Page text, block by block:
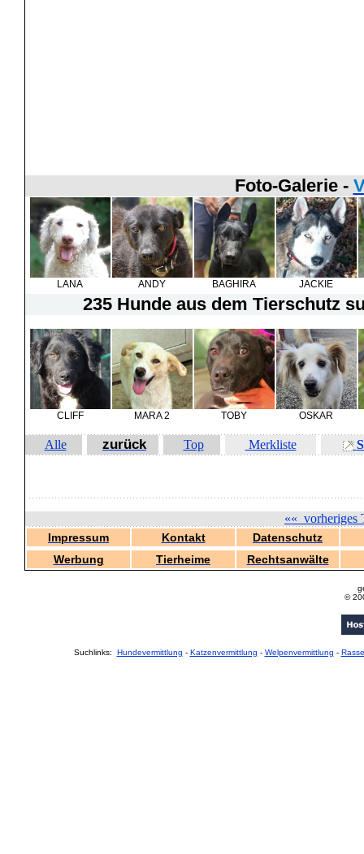
Foto-Galerie -
LANA ANDY BAGHIRA JACKIE
235 Hunde aus dem Tierschutz
CLIFF MARA 2 TOBY OSKAR
Alle zurück Top Merkliste
«« vorheriges
Impressum Kontakt
Datenschutz
Werbung
Tierheime Rechtsanwälte
©
Suchlinks: Hundevermittlung - Katzenvermittlung - Welpenvermittlung -